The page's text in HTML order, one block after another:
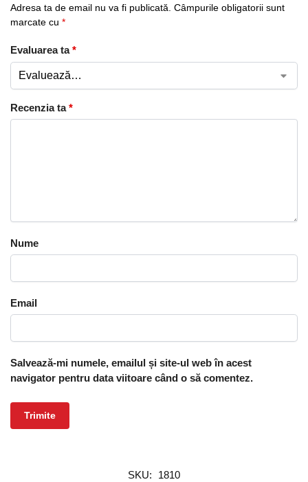
Adresa ta de email nu va fi publicată. Câmpurile obligatorii sunt
marcate cu *
Evaluarea ta*
Recenzia ta*
Nume
Email
Salvează-mi numele, emailul și site-ul web în acest
navigator pentru data viitoare când o să comentez.
SKU:
1810